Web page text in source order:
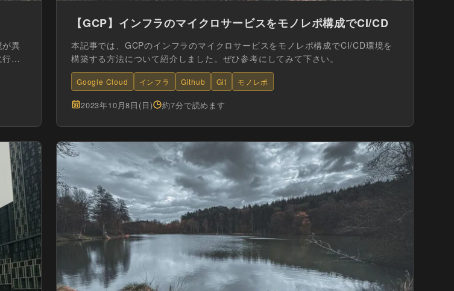
異
う
【GCP】インフラのマイクロサービスをモノレポ構成でCI/CD
本記事では、GCPのインフラのマイクロサービスをモノレポ構成でCI/CD環境を
構築する方法について紹介しました。ぜひ参考にしてみて下さい。
Google Cloud インフラ Github Git モノレポ
2023年10月8日(日) 約7分で読めます